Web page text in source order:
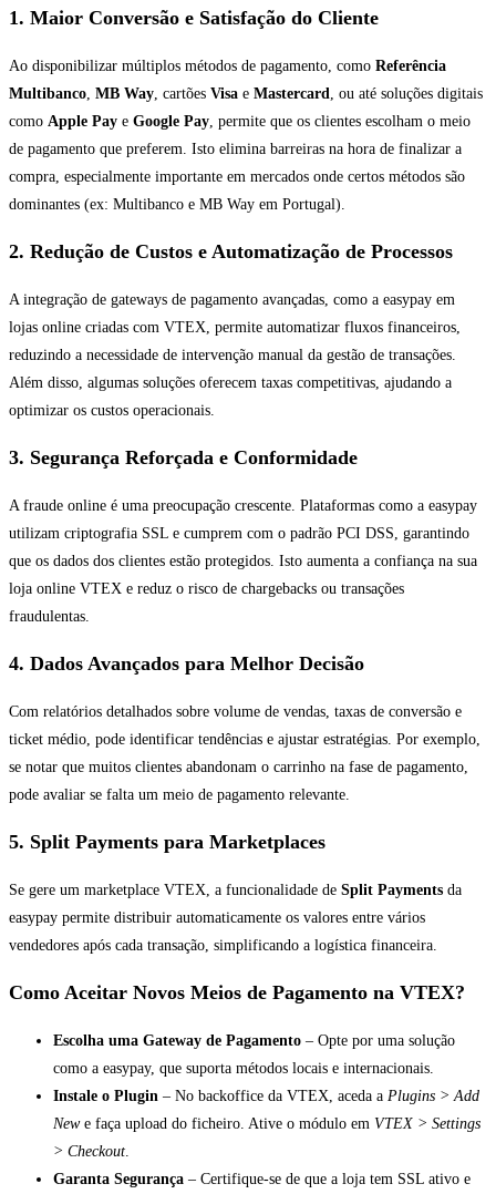
1. Maior Conversão e Satisfação do Cliente
Ao disponibilizar múltiplos métodos de pagamento, como Referência
Multibanco, MB Way, cartões Visa e Mastercard, ou até soluções digitais
como Apple Pay e Google Pay, permite que os clientes escolham o meio
de pagamento que preferem. Isto elimina barreiras na hora de finalizar a
compra, especialmente importante em mercados onde certos métodos são
dominantes (ex: Multibanco e MB Way em Portugal).
2. Redução de Custos e Automatização de Processos
A integração de gateways de pagamento avançadas, como a easypay em
lojas online criadas com VTEX, permite automatizar fluxos financeiros,
reduzindo a necessidade de intervenção manual da gestão de transações.
Além disso, algumas soluções oferecem taxas competitivas, ajudando a
optimizar os custos operacionais.
3. Segurança Reforçada e Conformidade
A fraude online é uma preocupação crescente. Plataformas como a easypay
utilizam criptografia SSL e cumprem com o padrão PCI DSS, garantindo
que os dados dos clientes estão protegidos. Isto aumenta a confiança na sua
loja online VTEX e reduz o risco de chargebacks ou transações
fraudulentas.
4. Dados Avançados para Melhor Decisão
Com relatórios detalhados sobre volume de vendas, taxas de conversão e
ticket médio, pode identificar tendências e ajustar estratégias. Por exemplo,
se notar que muitos clientes abandonam o carrinho na fase de pagamento,
pode avaliar se falta um meio de pagamento relevante.
5. Split Payments para Marketplaces
Se gere um marketplace VTEX, a funcionalidade de Split Payments da
easypay permite distribuir automaticamente os valores entre vários
vendedores após cada transação, simplificando a logística financeira.
Como Aceitar Novos Meios de Pagamento na VTEX?
Escolha uma Gateway de Pagamento – Opte por uma solução
como a easypay, que suporta métodos locais e internacionais.
Instale o Plugin – No backoffice da VTEX, aceda a Plugins > Add
Newe faça upload do ficheiro. Ative o módulo em VTEX > Settings
> Checkout.
Garanta Segurança – Certifique-se de que a loja tem SSL ativo e